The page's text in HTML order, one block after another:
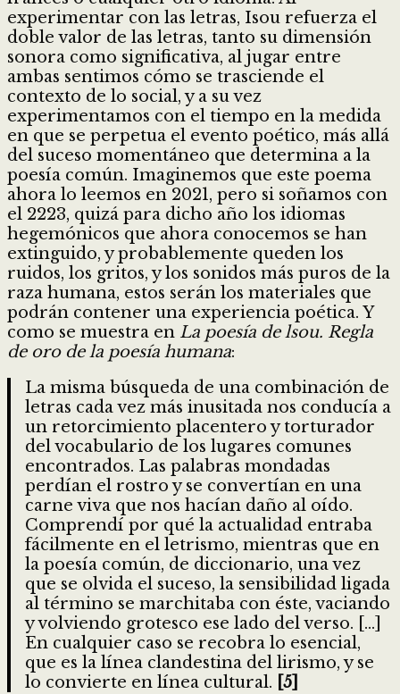
experimentar con las letras, Isou refuerza el
doble valor de las letras, tanto su dimensión
sonora como significativa, al jugar entre
ambas sentimos cómo se trasciende el
contexto de lo social, y a su vez
experimentamos con el tiempo en la medida
en que se perpetua el evento poético, más allá
del suceso momentáneo que determina a la
poesía común. Imaginemos que este poema
ahora lo leemos en 2021, pero si soñamos con
el 2223, quizá para dicho año los idiomas
hegemónicos que ahora conocemos se han
extinguido, y probablemente queden los
ruidos, los gritos, y los sonidos más puros de la
raza humana, estos serán los materiales que
podrán contener una experiencia poética. Y
como se muestra en La poesía de lsou. Regla
de oro de la poesía humana:
La misma búsqueda de una combinación de
letras cada vez más inusitada nos conducía a
un retorcimiento placentero y torturador
del vocabulario de los lugares comunes
encontrados. Las palabras mondadas
perdían el rostro y se convertían en una
carne viva que nos hacían daño al oído.
Comprendí por qué la actualidad entraba
fácilmente en el letrismo, mientras que en
la poesía común, de diccionario, una vez
que se olvida el suceso, la sensibilidad ligada
al término se marchitaba con éste, vaciando
y volviendo grotesco ese lado del verso. […]
En cualquier caso se recobra lo esencial,
que es la línea clandestina del lirismo, y se
lo convierte en línea cultural. [5]